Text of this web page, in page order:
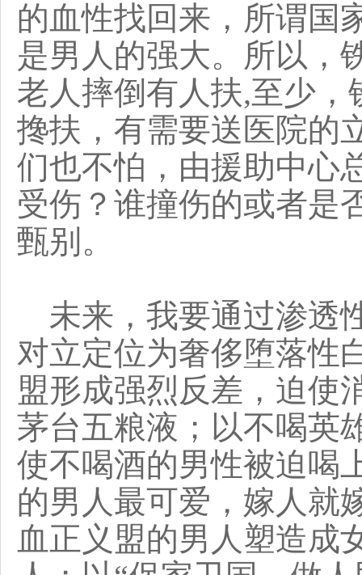
的血性找回来，所谓国
是男人的强大。所以，
老人摔倒有人扶,至少
搀扶，有需要送医院的
们也不怕，由援助中心
受伤？谁撞伤的或者是
甄别。
未来，我要通过渗透
对立定位为奢侈堕落性
盟形成强烈反差，迫使
茅台五粮液；以不喝英
使不喝酒的男性被迫喝
的男人最可爱，嫁人就
血正义盟的男人塑造成